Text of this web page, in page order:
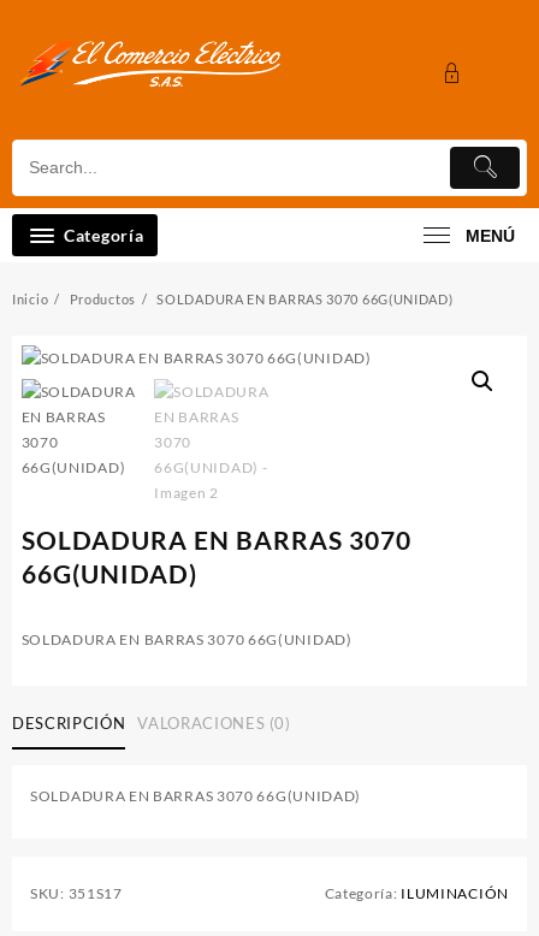
contenido
Categoría MENÚ
Inicio Productos SOLDADURA EN BARRAS 3070 66G(UNIDAD)
SOLDADURA EN BARRAS 3070
66G(UNIDAD)
SOLDADURA EN BARRAS 3070 66G(UNIDAD)
DESCRIPCIÓN VALORACIONES (0)
SOLDADURA EN BARRAS 3070 66G(UNIDAD)
SKU: 351S17 Categoría: ILUMINACIÓN